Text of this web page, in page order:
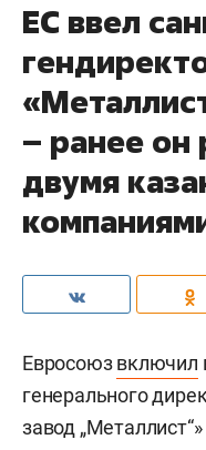
ЕС ввел
– ранее он
двумя
Евросоюзвключил
генерального
завод „Металлист“»